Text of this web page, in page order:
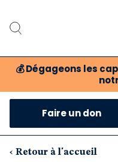
💰 Dégageons les
Faire un don
‹ Retour à l'accueil